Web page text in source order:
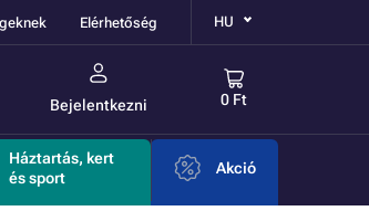
Elérhetőség HU
Bejelentkezni 0 Ft
Háztartás, kert
és sport
Akció